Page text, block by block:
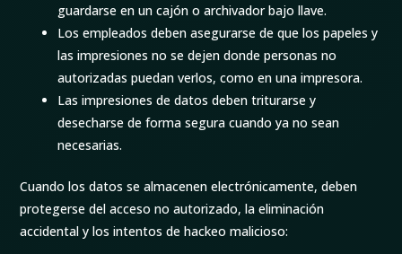
guardarse en un cajón o archivador bajo llave.
Los empleados deben asegurarse de que los papeles y
las impresiones no se dejen donde personas no
autorizadas puedan verlos, como en una impresora.
Las impresiones de datos deben triturarse y
desecharse de forma segura cuando ya no sean
necesarias.
Cuando los datos se almacenen electrónicamente, deben
protegerse del acceso no autorizado, la eliminación
accidental y los intentos de hackeo malicioso: